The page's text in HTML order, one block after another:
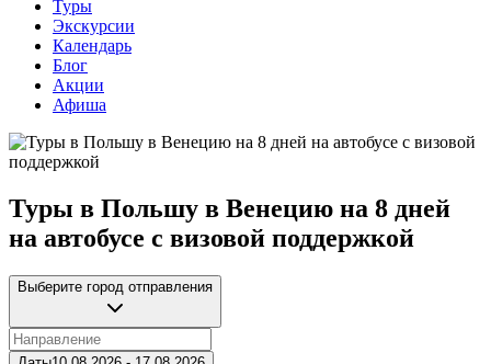
Туры
Экскурсии
Календарь
Блог
Акции
Афиша
Туры в Польшу в Венецию на 8 дней
на автобусе с визовой поддержкой
Выберите город отправления